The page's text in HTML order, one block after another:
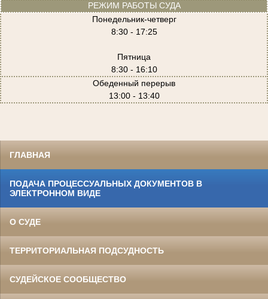
РЕЖИМ РАБОТЫ СУДА
Понедельник-четверг
8:30 - 17:25
Пятница
8:30 - 16:10
Обеденный перерыв
13:00 - 13:40
ГЛАВНАЯ
ПОДАЧА ПРОЦЕССУАЛЬНЫХ ДОКУМЕНТОВ В
ЭЛЕКТРОННОМ ВИДЕ
О СУДЕ
ТЕРРИТОРИАЛЬНАЯ ПОДСУДНОСТЬ
СУДЕЙСКОЕ СООБЩЕСТВО